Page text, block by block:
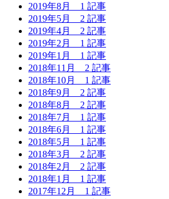
2019年8月 1 記事
2019年5月 2 記事
2019年4月 2 記事
2019年2月 1 記事
2019年1月 1 記事
2018年11月 2 記事
2018年10月 1 記事
2018年9月 2 記事
2018年8月 2 記事
2018年7月 1 記事
2018年6月 1 記事
2018年5月 1 記事
2018年3月 2 記事
2018年2月 2 記事
2018年1月 1 記事
2017年12月 1 記事